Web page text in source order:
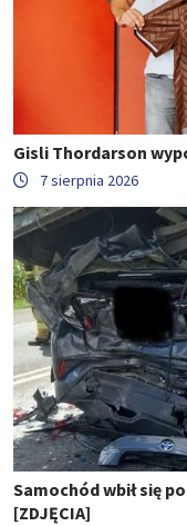
Gisli Thordarson
7 sierpnia 2026
Samochód wbił się
[ZDJĘCIA]